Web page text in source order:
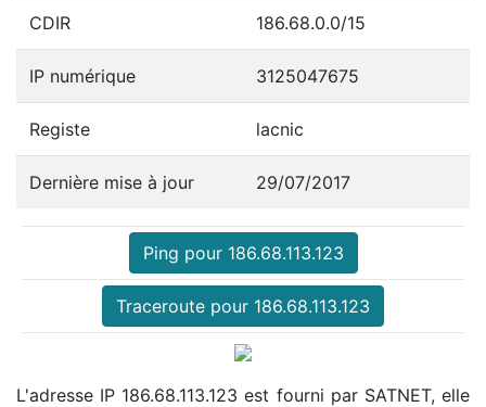
CDIR 186.68.0.0/15
IP numérique 3125047675
Registe lacnic
Dernière mise à jour 29/07/2017
Ping pour 186.68.113.123
Traceroute pour 186.68.113.123
L'adresse IP 186.68.113.123 est fourni par SATNET, elle